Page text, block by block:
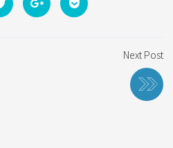
Next Post